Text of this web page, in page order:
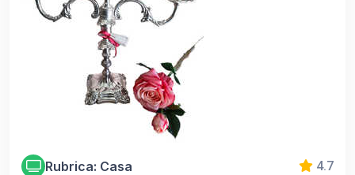
Rubrica: Casa 4.7